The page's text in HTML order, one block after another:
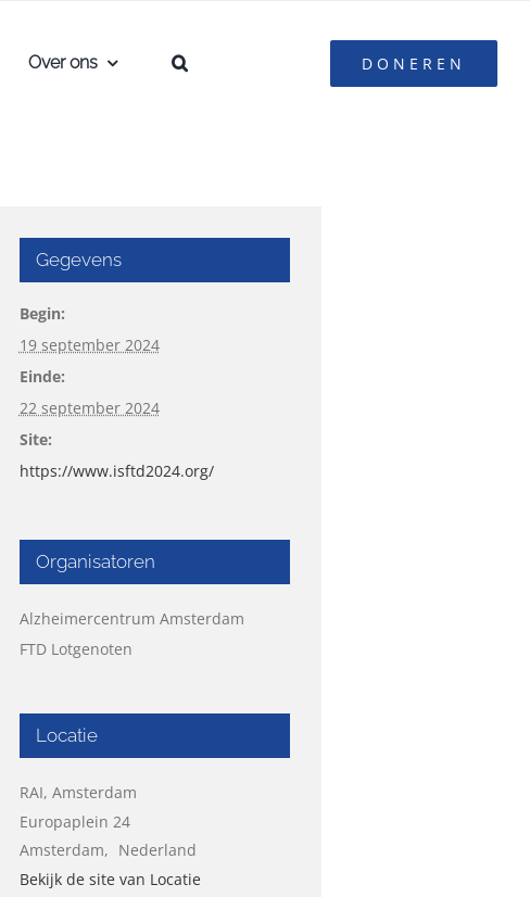
Over ons DONEREN
Gegevens
Begin:
19 september 2024
Einde:
22 september 2024
Site:
https://www.isftd2024.org/
Organisatoren
Alzheimercentrum Amsterdam
FTD Lotgenoten
Locatie
RAI, Amsterdam
Europaplein 24
Amsterdam, Nederland
Bekijk de site van Locatie